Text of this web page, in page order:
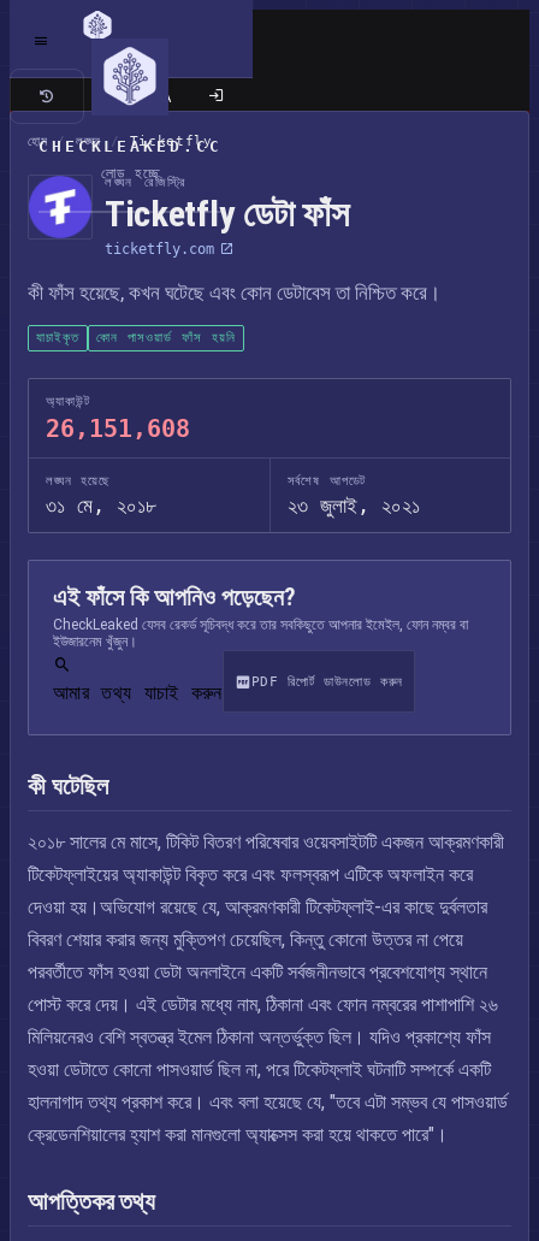
CHECKLEAKED.CC
লোড হচ্ছে
ক্লাসিক সাইট
হোম / লঙ্ঘন / Ticketfly
লঙ্ঘন রেজিস্ট্রি
Ticketfly ডেটা ফাঁস
ticketfly.com
কী ফাঁস হয়েছে, কখন ঘটেছে এবং কোন ডেটাবেস তা নিশ্চিত করে।
যাচাইকৃত কোন পাসওয়ার্ড ফাঁস হয়নি
অ্যাকাউন্ট
26,151,608
লঙ্ঘন হয়েছে
৩১ মে, ২০১৮
সর্বশেষ আপডেট
২৩ জুলাই, ২০২১
এই ফাঁসে কি আপনিও পড়েছেন?
CheckLeaked যেসব রেকর্ড সূচিবদ্ধ করে তার সবকিছুতে আপনার ইমেইল, ফোন নম্বর বা
ইউজারনেম খুঁজুন।
আমার তথ্য যাচাই করুন PDF রিপোর্ট ডাউনলোড করুন
কী ঘটেছিল
২০১৮ সালের মে মাসে, টিকিট বিতরণ পরিষেবার ওয়েবসাইটটি একজন আক্রমণকারী
টিকেটফ্লাইয়ের অ্যাকাউন্ট বিকৃত করে এবং ফলস্বরূপ এটিকে অফলাইন করে
দেওয়া হয়।অভিযোগ রয়েছে যে, আক্রমণকারী টিকেটফ্লাই-এর কাছে দুর্বলতার
বিবরণ শেয়ার করার জন্য মুক্তিপণ চেয়েছিল, কিন্তু কোনো উত্তর না পেয়ে
পরবর্তীতে ফাঁস হওয়া ডেটা অনলাইনে একটি সর্বজনীনভাবে প্রবেশযোগ্য স্থানে
পোস্ট করে দেয়। এই ডেটার মধ্যে নাম, ঠিকানা এবং ফোন নম্বরের পাশাপাশি ২৬
মিলিয়নেরও বেশি স্বতন্ত্র ইমেল ঠিকানা অন্তর্ভুক্ত ছিল। যদিও প্রকাশ্যে ফাঁস
হওয়া ডেটাতে কোনো পাসওয়ার্ড ছিল না, পরে টিকেটফ্লাই ঘটনাটি সম্পর্কে একটি
হালনাগাদ তথ্য প্রকাশ করে। এবং বলা হয়েছে যে, "তবে এটা সম্ভব যে পাসওয়ার্ড
ক্রেডেনশিয়ালের হ্যাশ করা মানগুলো অ্যাক্সেস করা হয়ে থাকতে পারে"।
আপত্তিকর তথ্য